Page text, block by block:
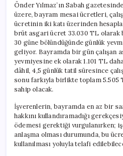
Önder Yılmaz’ın Sabah
üzere, bayram mesai ücretleri,
ücretinin iki katı üzerinden
brüt asgari ücret 33.030 TL olarak
30 güne bölündüğünde günlük
geliyor. Bayramda bir gün çalışan
yevmiyesine ek olarak 1.101 TL
dâhil, 4,5 günlük tatil süresince
sonu farkıyla birlikte toplam 5.505
sahip olacak.
İşverenlerin, bayramda en az bir
hakkını kullandıramadığı
ödemesi gerektiği vurgulanırken;
anlaşma olması durumunda, bu
kullanılması yoluyla telafi